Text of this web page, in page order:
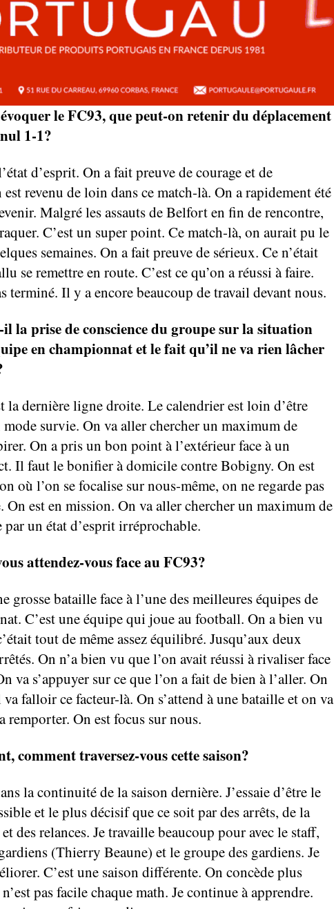
le FC93, que peut-on retenir du déplacement
1-1?
d’esprit. On a fait preuve de courage et de
revenu de loin dans ce match-là. On a rapidement été
Malgré les assauts de Belfort en fin de rencontre,
C’est un super point. Ce match-là, on aurait pu le
semaines. On a fait preuve de sérieux. Ce n’était
se remettre en route. C’est ce qu’on a réussi à faire.
terminé. Il y a encore beaucoup de travail devant nous.
la prise de conscience du groupe sur la situation
en championnat et le fait qu’il ne va rien lâcher
la dernière ligne droite. Le calendrier est loin d’être
mode survie. On va aller chercher un maximum de
On a pris un bon point à l’extérieur face à un
Il faut le bonifier à domicile contre Bobigny. On est
où l’on se focalise sur nous-même, on ne regarde pas
On est en mission. On va aller chercher un maximum de
par un état d’esprit irréprochable.
attendez-vous face au FC93?
grosse bataille face à l’une des meilleures équipes de
C’est une équipe qui joue au football. On a bien vu
tout de même assez équilibré. Jusqu’aux deux
On n’a bien vu que l’on avait réussi à rivaliser face
va s’appuyer sur ce que l’on a fait de bien à l’aller. On
falloir ce facteur-là. On s’attend à une bataille et on va
remporter. On est focus sur nous.
comment traversez-vous cette saison?
la continuité de la saison dernière. J’essaie d’être le
et le plus décisif que ce soit par des arrêts, de la
des relances. Je travaille beaucoup pour avec le staff,
(Thierry Beaune) et le groupe des gardiens. Je
C’est une saison différente. On concède plus
pas facile chaque math. Je continue à apprendre.